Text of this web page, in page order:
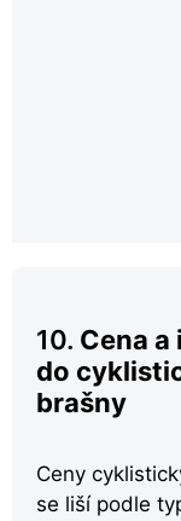
10. Cena
do
brašny
Ceny
se liší podle